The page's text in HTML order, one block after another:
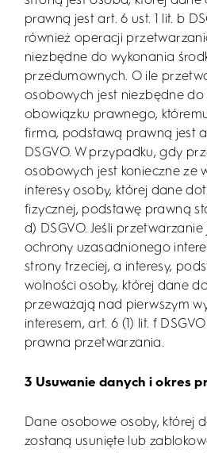
prawną jest art. 6 ust. 1 lit. b
również operacji
niezbędne do wykonania
przedumownych. O ile
osobowych jest niezbędne do
obowiązku prawnego,
firma, podstawą prawną jest
DSGVO. W przypadku, gdy
osobowych jest konieczne ze
interesy osoby, której dane
fizycznej, podstawę prawną
d) DSGVO. Jeśli
ochrony uzasadnionego
strony trzeciej, a interesy,
wolności osoby, której dane
przeważają nad pierwszym
interesem, art. 6 (1) lit. f
prawna przetwarzania.
3 Usuwanie danych i okres
Dane osobowe osoby, której
zostaną usunięte lub